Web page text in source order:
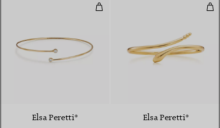
Einreihiger Diamond Hoop
Elsa Peretti® Elsa Peretti®